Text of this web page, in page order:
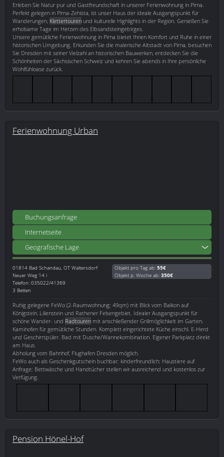
Erleben Sie Natur pur und Gastfreundschaft in unserer Ferienwohnung in Pirna.
Perfekt gelegen in Pirna-Zehista, ist unser Haus der ideale Ausgangspunkt für
Wanderungen, Klettertouren und kulturelle Highlights in der Region. Genießen Sie
erholsame Tage im Herzen des Elbsandsteingebirges.
Unsere gemütliche Ferienwohnung in Pirna bietet Ihnen Komfort und Ruhe in einer
historischen Umgebung. Erkunden Sie die malerische Altstadt von Pirna, besuchen
Sie Dresden mit seiner Vielzahl an historischen Bauwerken, entdecken Sie die
Schönheiten der Sächsischen Schweiz und kehren Sie abends in Ihre persönliche
Wohlfühloase zurück.
Ferienwohnung Urban
Buchungsanfrage
Internetseite
Geografische Lage
01814 Bad Schandau, OT Waltersdorf
Neuer Weg 14 i
Telefon: 035022/41369
3 Betten
Objekt pro Tag ab: 55€
Objekt p. Woche ab: 350€
Ruhig gelegene FeWo (2-Raumwohnung; 49qm) mit Blick vom Balkon auf
Königstein, Lilienstein und Rathener Felsengebiet. Idealer Ausgangspunkt für
schöne Wander- und Radtouren mit anschließender Grillmöglichkeit im Garten.
Kaminofen für gemütliche Stunden. Komplett eingerichtete Küche einschl. E-Herd
und Geschirrspüler. Bad mit Dusche/Wannekombination. Eigener Parkplatz direkt
am Haus.
Abholung vom Bahnhof, Flughafen Dresden möglich.
FeWo auch als Geschenkgutschein buchbar; kinderfreundlich; Haustiere auf
Anfrage; Bettwäsche und Handtücher stellen wir ausreichend und kostenlos zur
Verfügung.
Pension Hönel-Hof